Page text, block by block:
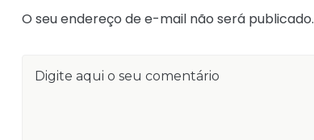
O seu endereço de e-mail não será publicado.